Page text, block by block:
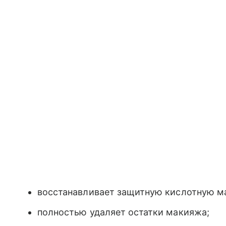
восстанавливает защитную кислотную
полностью удаляет остатки макияжа;